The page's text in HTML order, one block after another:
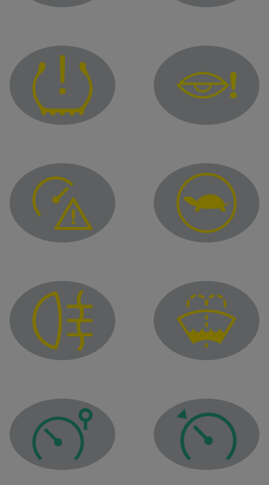
Výstražná kontrolka
Kontrolka podhustenia pneumatík
Výstražná kontrolka
Kontrolka upozorňujúca na nadmernú rýchlosť
Kontrolka
Kontrolka hmlového svetla Kontrolka hladiny
Kontrolka obmedzovača rýchlosti Kontrolka tempomatu